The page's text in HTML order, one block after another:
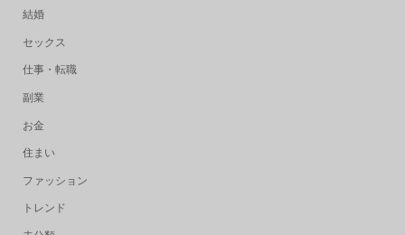
結婚
セックス
仕事・転職
副業
お金
住まい
ファッション
トレンド